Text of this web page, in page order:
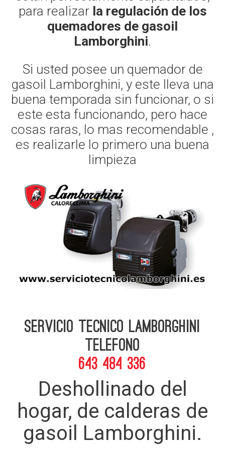
para realizar la regulación de los
quemadores de gasoil
Lamborghini.
Si usted posee un quemador de
gasoil Lamborghini, y este lleva una
buena temporada sin funcionar, o si
este esta funcionando, pero hace
cosas raras, lo mas recomendable ,
es realizarle lo primero una buena
limpieza
Servicio Tecnico Lamborghini
telefono
643 484 336
Deshollinado del
hogar, de calderas de
gasoil Lamborghini.